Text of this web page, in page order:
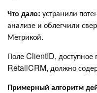
Что дало: устранили
анализе и облегчили
Метрикой.
Поле ClientID, доступное
RetailCRM, должно
Примерный алгоритм